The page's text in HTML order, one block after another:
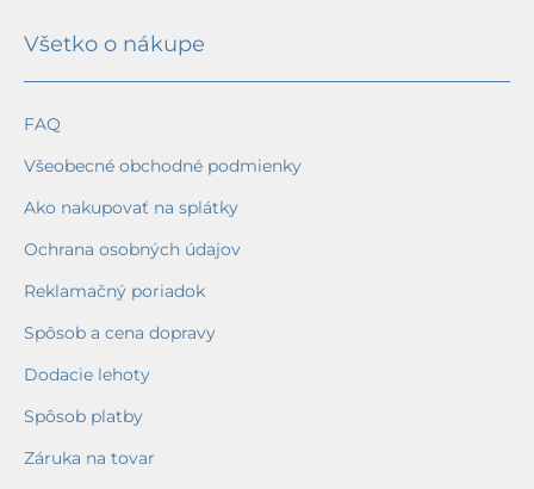
Všetko o nákupe
FAQ
Všeobecné obchodné podmienky
Ako nakupovať na splátky
Ochrana osobných údajov
Reklamačný poriadok
Spôsob a cena dopravy
Dodacie lehoty
Spôsob platby
Záruka na tovar